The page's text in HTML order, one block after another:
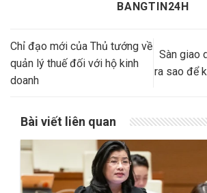
BANGTIN24H
Chỉ đạo mới của Thủ tướng về
quản lý thuế đối với hộ kinh
doanh
Sàn giao
ra sao để
Bài viết liên quan